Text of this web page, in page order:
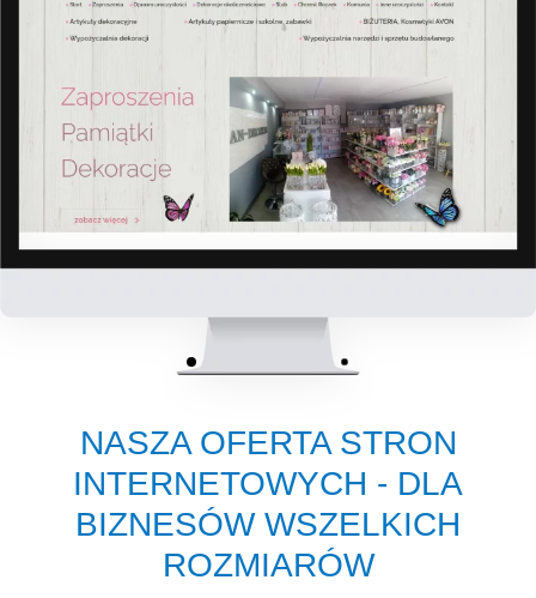
NASZA OFERTA STRON
INTERNETOWYCH - DLA
BIZNESÓW WSZELKICH
ROZMIARÓW